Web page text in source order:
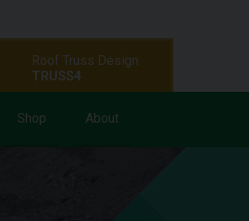
Shop About
Roof Truss Design
TRUSS4